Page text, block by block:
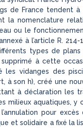
de France tendent
la nomenclature
ou le
à l’article R.
types de
à cette
vidanges des
à son h), créé une
à déclaration les
milieux aquatiques, y
pour
et solidaire a fixé la